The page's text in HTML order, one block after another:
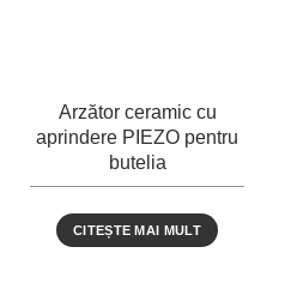
Arzător ceramic cu
aprindere PIEZO pentru
butelia
CITEȘTE MAI MULT